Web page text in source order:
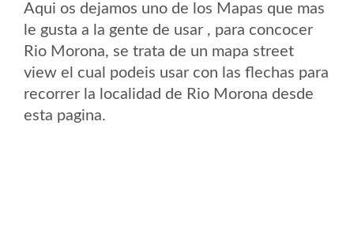
Aqui os dejamos uno de los Mapas que mas
le gusta a la gente de usar , para concocer
Rio Morona, se trata de un mapa street
view el cual podeis usar con las flechas para
recorrer la localidad de Rio Morona desde
esta pagina.